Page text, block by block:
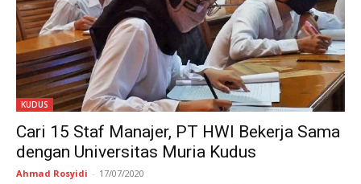
KUDUS
Cari 15 Staf Manajer, PT HWI Bekerja Sama
dengan Universitas Muria Kudus
Ahmad Rosyidi - 17/07/2020